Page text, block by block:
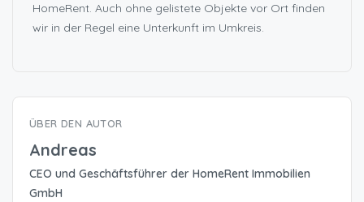
HomeRent. Auch ohne gelistete Objekte vor Ort finden
wir in der Regel eine Unterkunft im Umkreis.
ÜBER DEN AUTOR
Andreas
CEO und Geschäftsführer der HomeRent Immobilien
GmbH